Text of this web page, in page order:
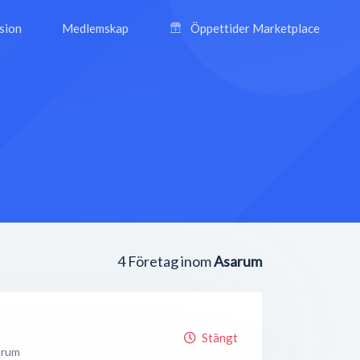
Medlemskap Öppettider Marketplace
4 Företag inomAsarum
Stängt